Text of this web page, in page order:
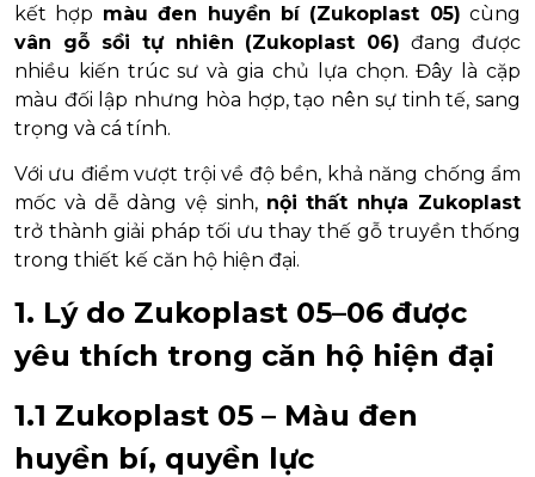
kết hợp màu đen huyền bí (Zukoplast 05) cùng
vân gỗ sồi tự nhiên (Zukoplast 06) đang được
nhiều kiến trúc sư và gia chủ lựa chọn. Đây là cặp
màu đối lập nhưng hòa hợp, tạo nên sự tinh tế, sang
trọng và cá tính.
Với ưu điểm vượt trội về độ bền, khả năng chống ẩm
mốc và dễ dàng vệ sinh, nội thất nhựa Zukoplast
trở thành giải pháp tối ưu thay thế gỗ truyền thống
trong thiết kế căn hộ hiện đại.
1. Lý do Zukoplast 05–06 được
yêu thích trong căn hộ hiện đại
1.1 Zukoplast 05 – Màu đen
huyền bí, quyền lực